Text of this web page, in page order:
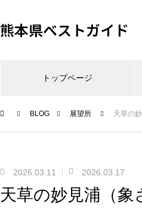
熊本県ベストガイド
トップページ
BLOG 展望所 天草の
2026.03.11 2026.03.17
天草の妙見浦（象